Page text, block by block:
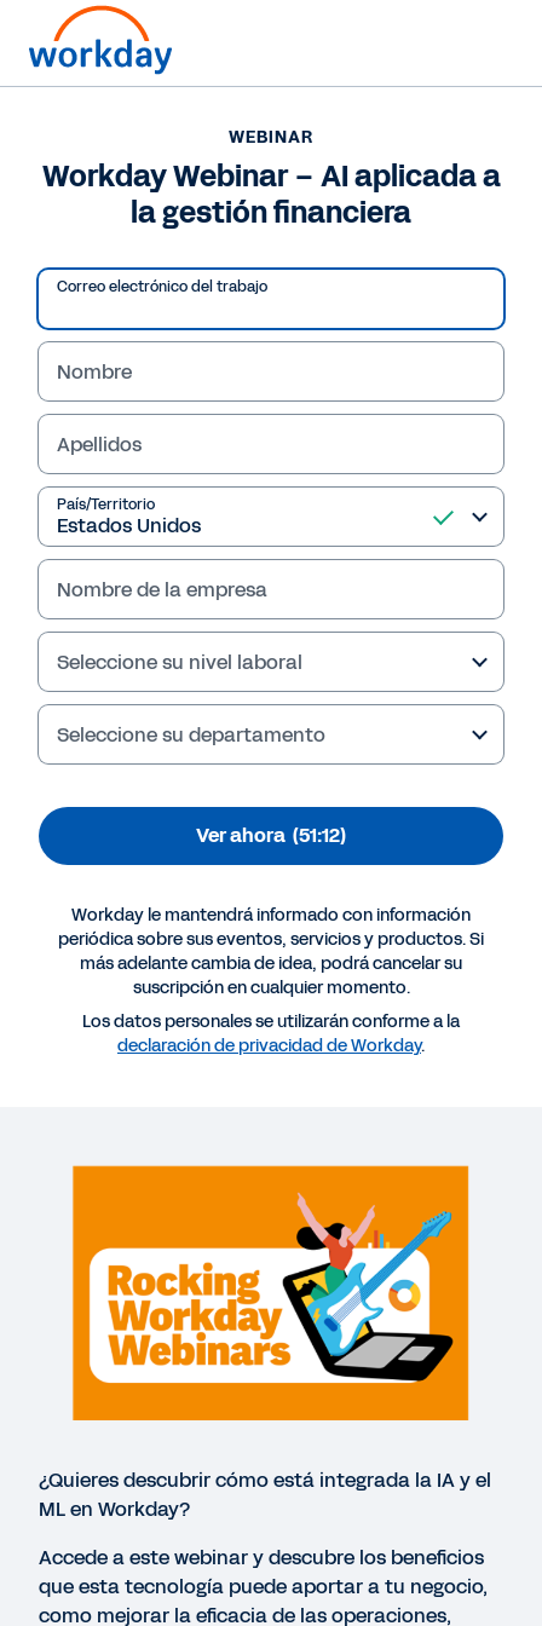
WEBINAR
Workday Webinar – AI
aplicada a la gestión
financiera
¿Quieres descubrir cómo está integrada la IA y
el ML en Workday?
Accede a este webinar y descubre los
a tu negocio, como mejorar la eficacia de las
operaciones, detectar anomalías, suministrar
insights para una rápida toma de decisiones
experiencia del empleado…
Más recursos
WEBINAR
Workday Webinar – AI aplicada a la gestión
EXTENDED DEMO
Innovation Spotlight: Machine Learning-Powered
Accounting
WEBINAR
Workday Webinar – AI aplicada a
la gestión financiera
Correo electrónico del trabajo
Nombre
Apellidos
País/Territorio
Nombre de la empresa
Seleccione su nivel laboral
Seleccione su departamento
Ver ahora (51:12)
Workday le mantendrá informado con información
periódica sobre sus eventos, servicios y productos. Si
más adelante cambia de idea, podrá cancelar su
suscripción en cualquier momento.
Los datos personales se utilizarán conforme a la
declaración de privacidad de Workday.
¿Quieres descubrir cómo está integrada la IA y el
ML en Workday?
Accede a este webinar y descubre los beneficios
que esta tecnología puede aportar a tu negocio,
como mejorar la eficacia de las operaciones,